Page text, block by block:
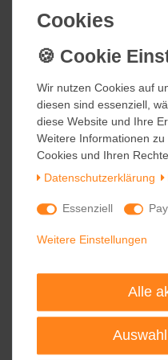
Cookies
Wir nutzen Cookies auf
diesen sind essenziell,
diese Website und Ihre
Weitere Informationen
Cookies und Ihren
Daten­schutz­erklärung
Essenziell
Weitere Einstellungen
Alle
Cookies
Wir nutzen Cookies auf
diesen sind essenziell,
diese Website und Ihre
Weitere Informationen
Cookies und Ihren
Daten­schutz­erklärung
Essenziell
Weitere Einstellungen
Alle